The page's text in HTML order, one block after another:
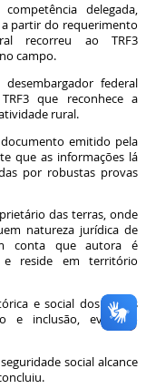
delegada,
partir do requerimento
recorreu ao TRF3
campo.
federal
que reconhece a
rural.
emitido pela
que as informações lá
por robustas provas
das terras, onde
natureza jurídica de
conta que autora é
e reside em território
e social dos povos
e inclusão, evitando
social alcance